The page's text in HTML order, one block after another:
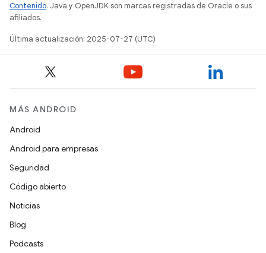
Contenido. Java y OpenJDK son marcas registradas de Oracle o sus
afiliados.
Última actualización: 2025-07-27 (UTC)
MÁS ANDROID
Android
Android para empresas
Seguridad
Código abierto
Noticias
Blog
Podcasts